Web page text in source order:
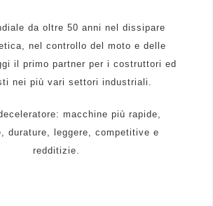
da oltre 50 anni nel dissipare
nel controllo del moto e delle
il primo partner per i costruttori ed
nei più vari settori industriali.
macchine più rapide,
durature, leggere, competitive e
redditizie.